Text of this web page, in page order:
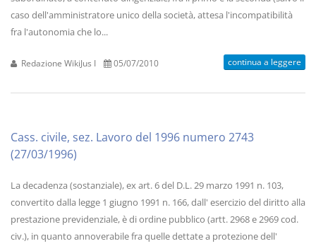
caso dell'amministratore unico della società, attesa l'incompatibilità
fra l'autonomia che lo...
Redazione WikiJus I 05/07/2010 continua a leggere
Cass. civile, sez. Lavoro del 1996 numero 2743
(27/03/1996)
La decadenza (sostanziale), ex art. 6 del D.L. 29 marzo 1991 n. 103,
convertito dalla legge 1 giugno 1991 n. 166, dall' esercizio del diritto alla
prestazione previdenziale, è di ordine pubblico (artt. 2968 e 2969 cod.
civ.), in quanto annoverabile fra quelle dettate a protezione dell'